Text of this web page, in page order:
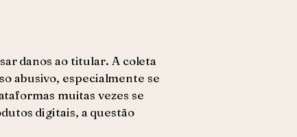
danos ao titular. A coleta
abusivo, especialmente se
muitas vezes se
digitais, a questão